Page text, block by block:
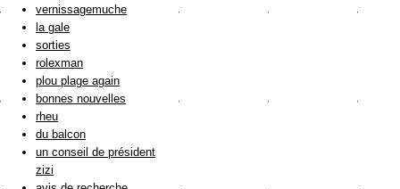
vernissagemuche
la gale
sorties
rolexman
plou plage again
bonnes nouvelles
rheu
du balcon
un conseil de président
zizi